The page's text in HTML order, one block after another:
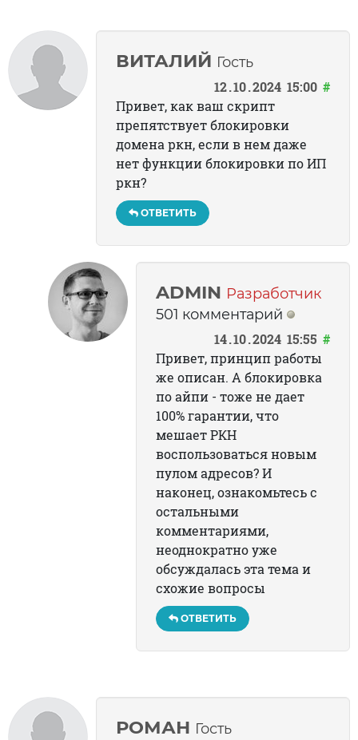
ВИТАЛИЙ Гость
12 10 2024 15:00 #
Привет, как ваш скрипт
препятствует блокировки
домена ркн, если в нем даже
нет функции блокировки по ИП
ркн?
ОТВЕТИТЬ
ADMIN Разработчик
501 комментарий
14 10 2024 15:55 #
Привет, принцип работы
же описан. А блокировка
по айпи - тоже не дает
100% гарантии, что
мешает РКН
воспользоваться новым
пулом адресов? И
наконец, ознакомьтесь с
остальными
комментариями,
неоднократно уже
обсуждалась эта тема и
схожие вопросы
ОТВЕТИТЬ
РОМАН Гость